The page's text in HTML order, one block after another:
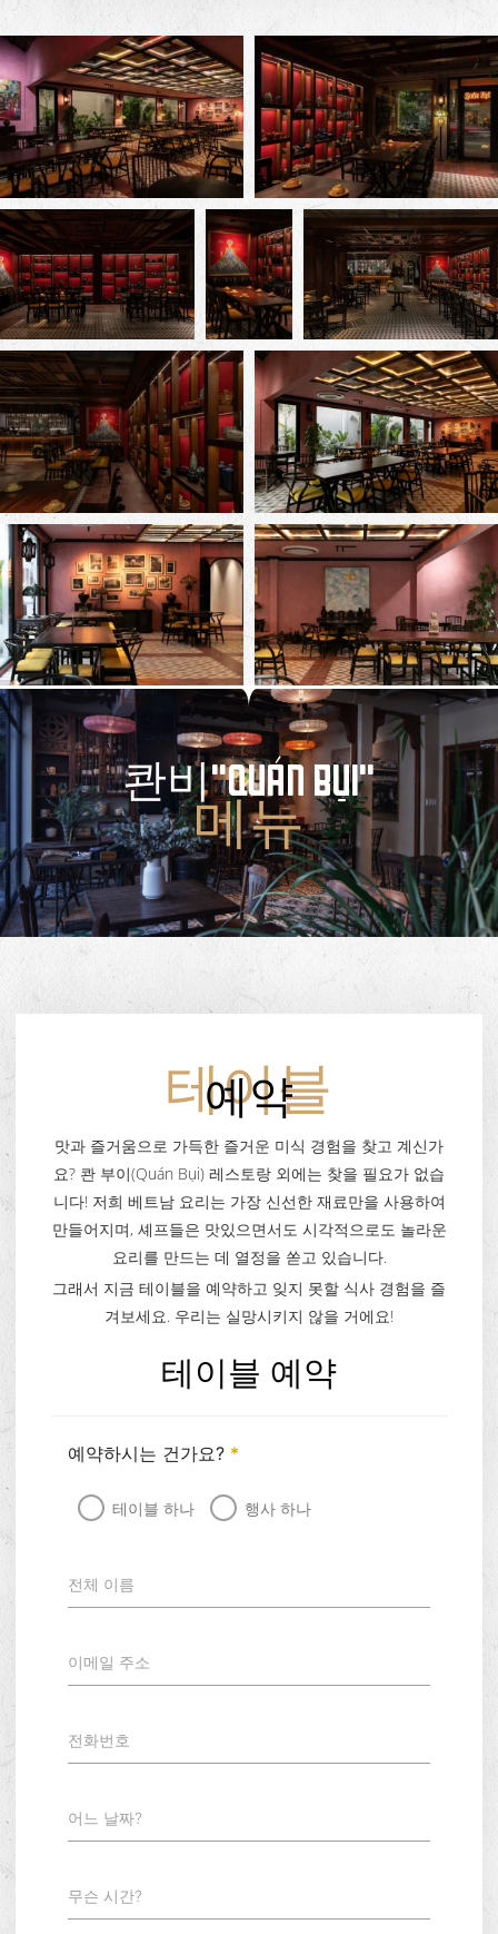
콴비"QUÁN BỤI"
메뉴
테이블
예약
맛과 즐거움으로 가득한 즐거운 미식 경험을 찾고 계신가
요? 콴 부이(Quán Bụi) 레스토랑 외에는 찾을 필요가 없습
니다! 저희 베트남 요리는 가장 신선한 재료만을 사용하여
만들어지며, 셰프들은 맛있으면서도 시각적으로도 놀라운
요리를 만드는 데 열정을 쏟고 있습니다.
그래서 지금 테이블을 예약하고 잊지 못할 식사 경험을 즐
겨보세요. 우리는 실망시키지 않을 거에요!
테이블 예약
예약하시는 건가요? *
테이블 하나 행사 하나
전체 이름
이메일 주소
전화번호
어느 날짜?
무슨 시간?